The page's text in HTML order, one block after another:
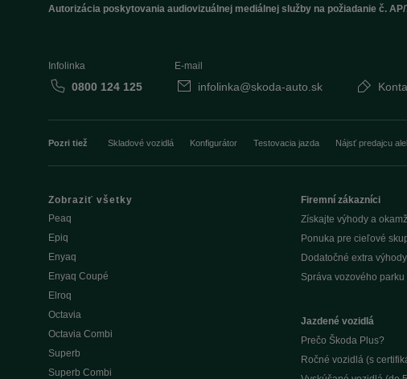
Autorizácia poskytovania audiovizuálnej mediálnej služby na požiadanie č. AP/
Infolinka
0800 124 125
E-mail
infolinka@skoda-auto.sk
Pozri tiež Skladové vozidlá Konfigurátor Testovacia jazda Nájsť predajcu
Zobraziť všetky
Peaq
Epiq
Enyaq
Enyaq Coupé
Elroq
Octavia
Octavia Combi
Superb
Superb Combi
Firemní zákazníci
Získajte výhody a
Ponuka pre cieľové
Dodatočné extra
Správa vozového parku
Jazdené vozidlá
Prečo Škoda Plus?
Ročné vozidlá (s